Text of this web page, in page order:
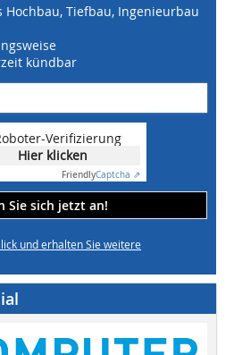
Hochbau, Tiefbau, Ingenieurbau
kündbar
Verifizierung
Hier klicken
FriendlyCaptcha ⇗
Sie sich jetzt an!
und erhalten Sie weitere